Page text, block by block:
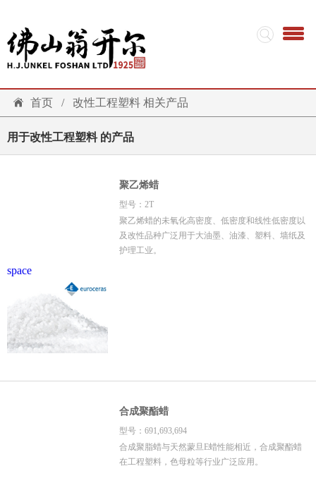
首页 / 改性工程塑料 相关产品
用于改性工程塑料 的产品
space
聚乙烯蜡
型号：2T
聚乙烯蜡的未氧化高密度、低密度和线性低密度以
及改性品种广泛用于大油墨、油漆、塑料、墙纸及
护理工业。
合成聚酯蜡
型号：691,693,694
合成聚脂蜡与天然蒙旦E蜡性能相近，合成聚酯蜡
在工程塑料，色母粒等行业广泛应用。